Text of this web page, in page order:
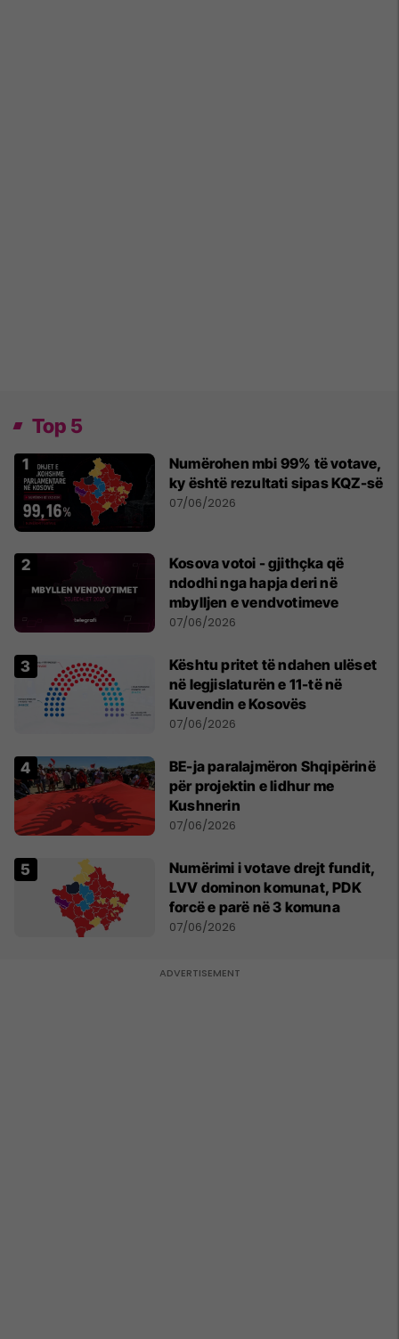
Top 5
Numërohen mbi 99% të votave,
ky është rezultati sipas KQZ-së
07/06/2026
Kosova votoi - gjithçka që
ndodhi nga hapja deri në
mbylljen e vendvotimeve
07/06/2026
Kështu pritet të ndahen ulëset
në legjislaturën e 11-të në
Kuvendin e Kosovës
07/06/2026
BE-ja paralajmëron Shqipërinë
për projektin e lidhur me
Kushnerin
07/06/2026
Numërimi i votave drejt fundit,
LVV dominon komunat, PDK
forcë e parë në 3 komuna
07/06/2026